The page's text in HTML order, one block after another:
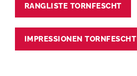
RANGLISTE TORNFESCHT
IMPRESSIONEN TORNFESCHT